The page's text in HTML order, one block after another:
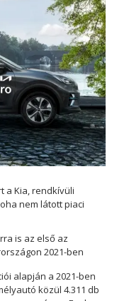
a Kia, rendkívüli
nem látott piaci
is az első az
2021-ben
alapján a 2021-ben
közül 4.311 db